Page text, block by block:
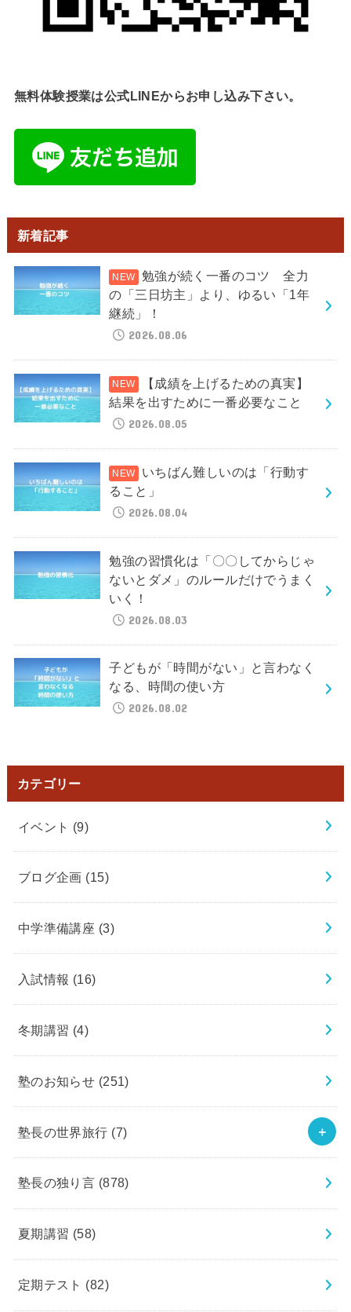
無料体験授業は公式LINEからお申し込み下さい。
新着記事
勉強が続く一番のコツ 全力
の「三日坊主」より、ゆるい「1年
継続」！
2026.08.06
【成績を上げるための真実】
結果を出すために一番必要なこと
2026.08.05
いちばん難しいのは「行動す
ること」
2026.08.04
勉強の習慣化は「〇〇してからじゃ
ないとダメ」のルールだけでうまく
いく！
2026.08.03
子どもが「時間がない」と言わなく
なる、時間の使い方
2026.08.02
カテゴリー
イベント (9)
ブログ企画 (15)
中学準備講座 (3)
入試情報 (16)
冬期講習 (4)
塾のお知らせ (251)
塾長の世界旅行 (7)
塾長の独り言 (878)
夏期講習 (58)
定期テスト (82)